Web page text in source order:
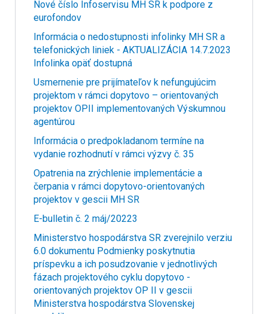
Nové číslo Infoservisu MH SR k podpore z
eurofondov
Informácia o nedostupnosti infolinky MH SR a
telefonických liniek - AKTUALIZÁCIA 14.7.2023
Infolinka opäť dostupná
Usmernenie pre prijímateľov k nefungujúcim
projektom v rámci dopytovo – orientovaných
projektov OPII implementovaných Výskumnou
agentúrou
Informácia o predpokladanom termíne na
vydanie rozhodnutí v rámci výzvy č. 35
Opatrenia na zrýchlenie implementácie a
čerpania v rámci dopytovo-orientovaných
projektov v gescii MH SR
E-bulletin č. 2 máj/20223
Ministerstvo hospodárstva SR zverejnilo verziu
6.0 dokumentu Podmienky poskytnutia
príspevku a ich posudzovanie v jednotlivých
fázach projektového cyklu dopytovo -
orientovaných projektov OP II v gescii
Ministerstva hospodárstva Slovenskej